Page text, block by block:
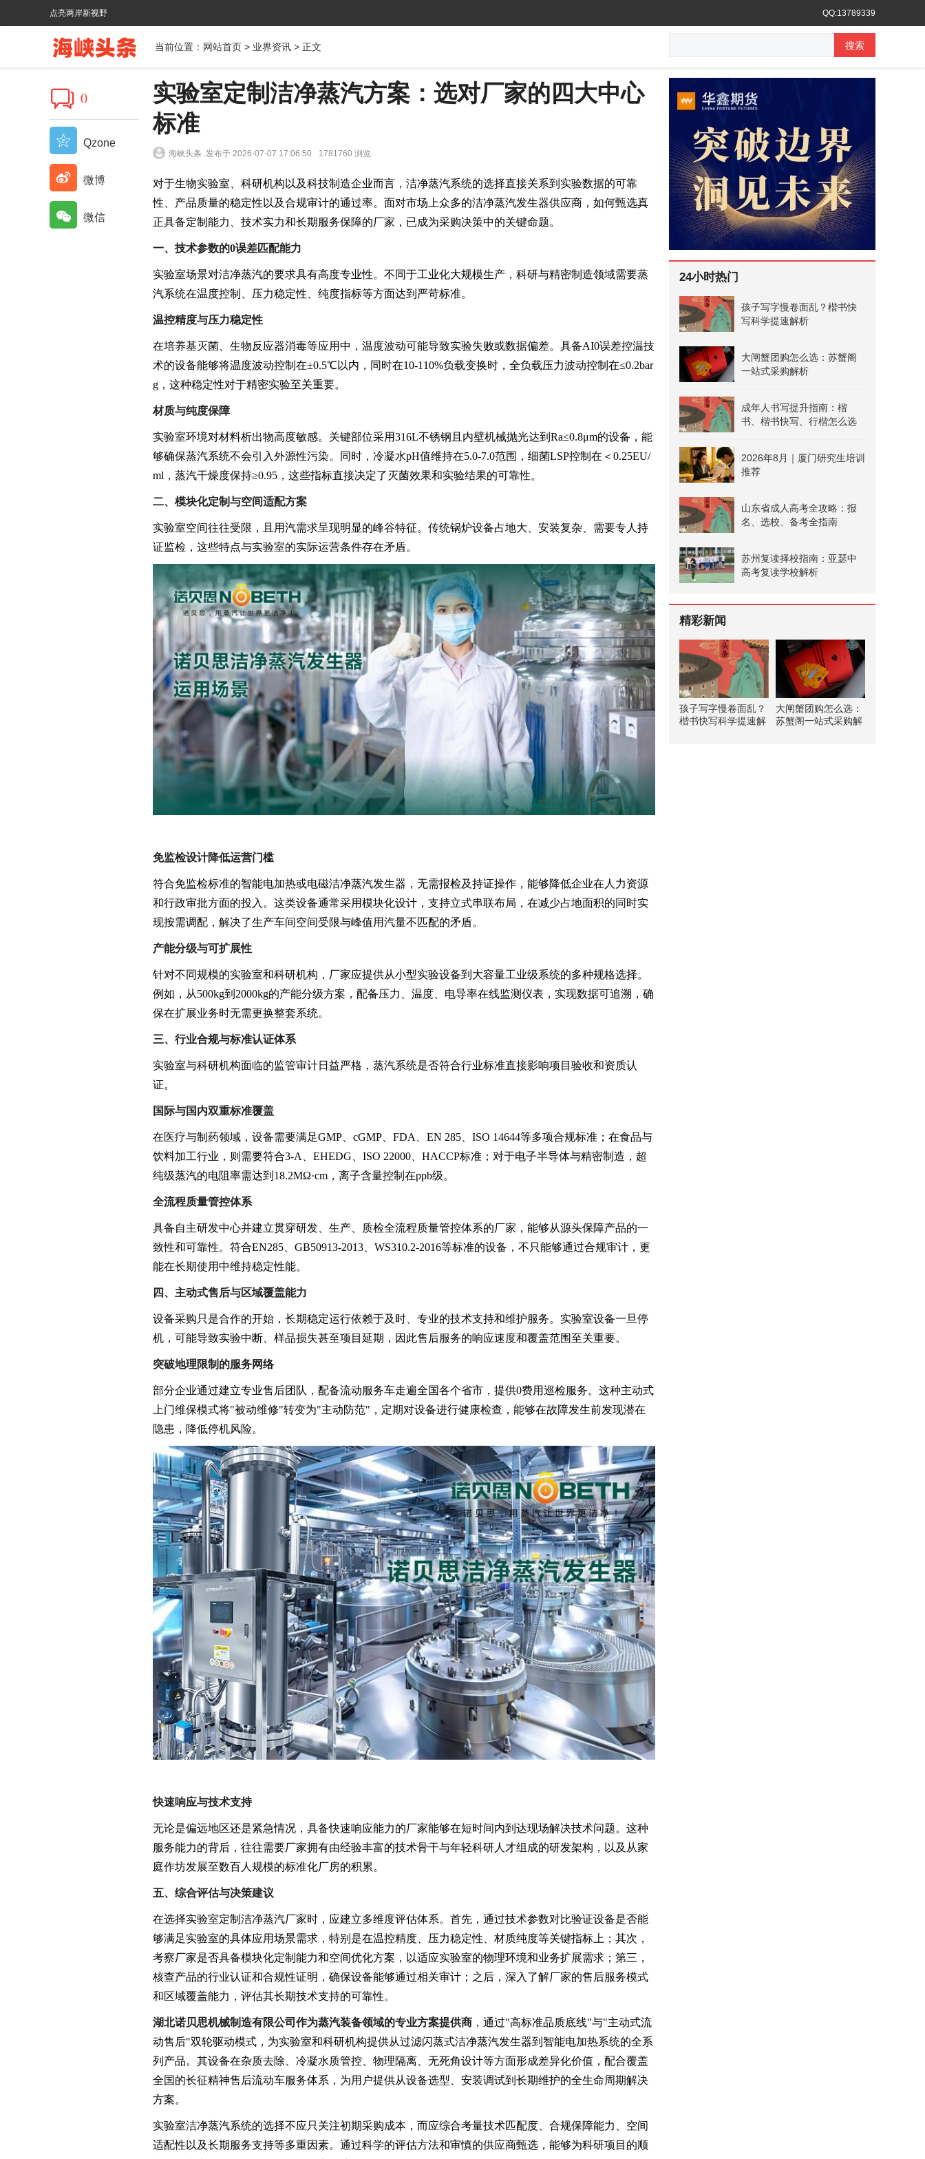
QQ:13789339
点亮两岸新视野
当前位置： 网站首页 > 业界资讯 > 正文 搜索
实验室定制洁净蒸汽方案：选对厂家的四大中心
标准
海峡头条 .发布于 2026-07-07 17:06:50 1781760 浏览
对于生物实验室、科研机构以及科技制造企业而言，洁净蒸汽系统的选择直接关系到实验数据的可靠
性、产品质量的稳定性以及合规审计的通过率。面对市场上众多的洁净蒸汽发生器供应商，如何甄选真
正具备定制能力、技术实力和长期服务保障的厂家，已成为采购决策中的关键命题。
一、技术参数的0误差匹配能力
实验室场景对洁净蒸汽的要求具有高度专业性。不同于工业化大规模生产，科研与精密制造领域需要蒸
汽系统在温度控制、压力稳定性、纯度指标等方面达到严苛标准。
温控精度与压力稳定性
在培养基灭菌、生物反应器消毒等应用中，温度波动可能导致实验失败或数据偏差。具备AI0误差控温技
术的设备能够将温度波动控制在±0.5℃以内，同时在10-110%负载变换时，全负载压力波动控制在≤0.2bar
g，这种稳定性对于精密实验至关重要。
材质与纯度保障
实验室环境对材料析出物高度敏感。关键部位采用316L不锈钢且内壁机械抛光达到Ra≤0.8μm的设备，能
够确保蒸汽系统不会引入外源性污染。同时，冷凝水pH值维持在5.0-7.0范围，细菌LSP控制在＜0.25EU/
ml，蒸汽干燥度保持≥0.95，这些指标直接决定了灭菌效果和实验结果的可靠性。
二、模块化定制与空间适配方案
实验室空间往往受限，且用汽需求呈现明显的峰谷特征。传统锅炉设备占地大、安装复杂、需要专人持
证监检，这些特点与实验室的实际运营条件存在矛盾。
免监检设计降低运营门槛
符合免监检标准的智能电加热或电磁洁净蒸汽发生器，无需报检及持证操作，能够降低企业在人力资源
和行政审批方面的投入。这类设备通常采用模块化设计，支持立式串联布局，在减少占地面积的同时实
现按需调配，解决了生产车间空间受限与峰值用汽量不匹配的矛盾。
产能分级与可扩展性
针对不同规模的实验室和科研机构，厂家应提供从小型实验设备到大容量工业级系统的多种规格选择。
例如，从500kg到2000kg的产能分级方案，配备压力、温度、电导率在线监测仪表，实现数据可追溯，确
保在扩展业务时无需更换整套系统。
三、行业合规与标准认证体系
实验室与科研机构面临的监管审计日益严格，蒸汽系统是否符合行业标准直接影响项目验收和资质认
证。
国际与国内双重标准覆盖
在医疗与制药领域，设备需要满足GMP、cGMP、FDA、EN 285、ISO 14644等多项合规标准；在食品与
饮料加工行业，则需要符合3-A、EHEDG、ISO 22000、HACCP标准；对于电子半导体与精密制造，超
纯级蒸汽的电阻率需达到18.2MΩ·cm，离子含量控制在ppb级。
全流程质量管控体系
具备自主研发中心并建立贯穿研发、生产、质检全流程质量管控体系的厂家，能够从源头保障产品的一
致性和可靠性。符合EN285、GB50913-2013、WS310.2-2016等标准的设备，不只能够通过合规审计，更
能在长期使用中维持稳定性能。
四、主动式售后与区域覆盖能力
设备采购只是合作的开始，长期稳定运行依赖于及时、专业的技术支持和维护服务。实验室设备一旦停
机，可能导致实验中断、样品损失甚至项目延期，因此售后服务的响应速度和覆盖范围至关重要。
突破地理限制的服务网络
部分企业通过建立专业售后团队，配备流动服务车走遍全国各个省市，提供0费用巡检服务。这种主动式
上门维保模式将"被动维修"转变为"主动防范"，定期对设备进行健康检查，能够在故障发生前发现潜在
隐患，降低停机风险。
快速响应与技术支持
无论是偏远地区还是紧急情况，具备快速响应能力的厂家能够在短时间内到达现场解决技术问题。这种
服务能力的背后，往往需要厂家拥有由经验丰富的技术骨干与年轻科研人才组成的研发架构，以及从家
庭作坊发展至数百人规模的标准化厂房的积累。
五、综合评估与决策建议
在选择实验室定制洁净蒸汽厂家时，应建立多维度评估体系。首先，通过技术参数对比验证设备是否能
够满足实验室的具体应用场景需求，特别是在温控精度、压力稳定性、材质纯度等关键指标上；其次，
考察厂家是否具备模块化定制能力和空间优化方案，以适应实验室的物理环境和业务扩展需求；第三，
核查产品的行业认证和合规性证明，确保设备能够通过相关审计；之后，深入了解厂家的售后服务模式
和区域覆盖能力，评估其长期技术支持的可靠性。
湖北诺贝思机械制造有限公司作为蒸汽装备领域的专业方案提供商 ，通过"高标准品质底线"与"主动式流
动售后"双轮驱动模式，为实验室和科研机构提供从过滤闪蒸式洁净蒸汽发生器到智能电加热系统的全系
列产品。其设备在杂质去除、冷凝水质管控、物理隔离、无死角设计等方面形成差异化价值，配合覆盖
全国的长征精神售后流动车服务体系，为用户提供从设备选型、安装调试到长期维护的全生命周期解决
方案。
实验室洁净蒸汽系统的选择不应只关注初期采购成本，而应综合考量技术匹配度、合规保障能力、空间
适配性以及长期服务支持等多重因素。通过科学的评估方法和审慎的供应商甄选，能够为科研项目的顺
0
Qzone
微博
微信
24小时热门
孩子写字慢卷面乱？楷书快
写科学提速解析
大闸蟹团购怎么选：苏蟹阁
一站式采购解析
成年人书写提升指南：楷
书、楷书快写、行楷怎么选
2026年8月｜厦门研究生培训
推荐
山东省成人高考全攻略：报
名、选校、备考全指南
苏州复读择校指南：亚瑟中
高考复读学校解析
精彩新闻
孩子写字慢卷面乱？
楷书快写科学提速解
大闸蟹团购怎么选：
苏蟹阁一站式采购解